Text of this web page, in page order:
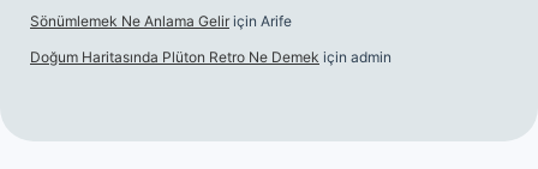
Sönümlemek Ne Anlama Gelir için Arife
Doğum Haritasında Plüton Retro Ne Demek için admin